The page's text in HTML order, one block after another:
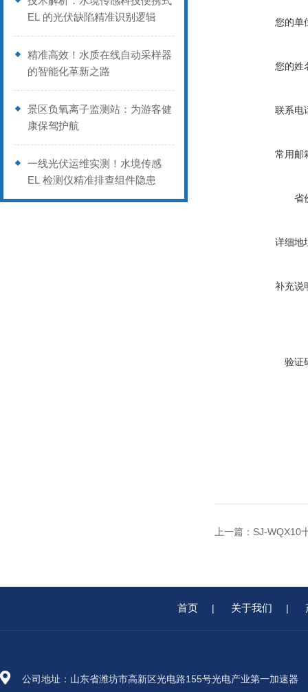
EL 的光伏缺陷精准识别逻辑
精准高效！水质在线自动采样器
的智能化革新之路
景区负氧离子监测站：为游客健
康保驾护航
一线光伏运维实测！水境传感
EL 检测仪精准排查组件隐患
您的单
您的姓
联系电
常用邮
省
详细地
补充说
验证
上一篇： SJ-WQX10
首页 | 关于我们 |
公司地址：山东省潍坊市高新区光电路155号光电产业第一加速器